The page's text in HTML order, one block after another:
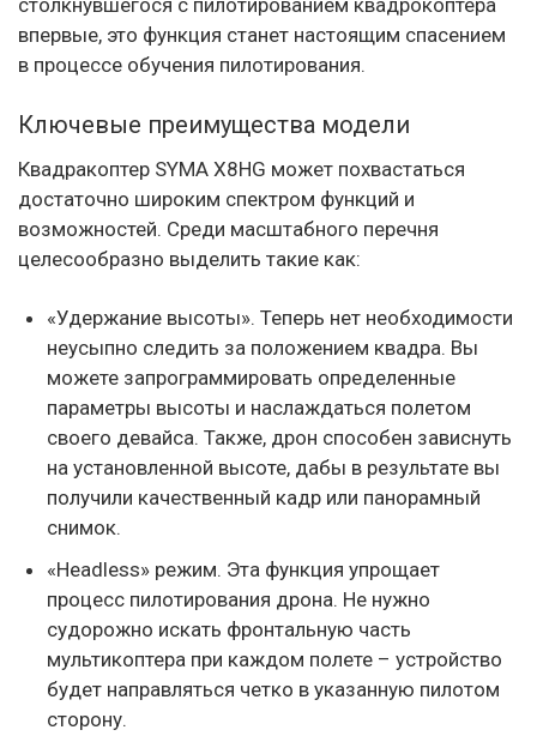
столкнувшегося с пилотированием квадрокоптера
впервые, это функция станет настоящим спасением
в процессе обучения пилотирования.
Ключевые преимущества модели
Квадракоптер SYMA X8HG может похвастаться
достаточно широким спектром функций и
возможностей. Среди масштабного перечня
целесообразно выделить такие как:
«Удержание высоты». Теперь нет необходимости
неусыпно следить за положением квадра. Вы
можете запрограммировать определенные
параметры высоты и наслаждаться полетом
своего девайса. Также, дрон способен зависнуть
на установленной высоте, дабы в результате вы
получили качественный кадр или панорамный
снимок.
«Headless» режим. Эта функция упрощает
процесс пилотирования дрона. Не нужно
судорожно искать фронтальную часть
мультикоптера при каждом полете – устройство
будет направляться четко в указанную пилотом
сторону.